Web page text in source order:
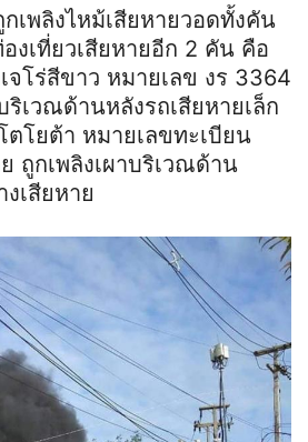
เพลิงไหม้เสียหายวอดทั้งคัน
งเที่ยวเสียหายอีก 2 คัน คือ
จโร่สีขาว หมายเลข งร 3364
ริเวณด้านหลังรถเสียหายเล็ก
โยต้า หมายเลขทะเบียน
ถูกเพลิงเผาบริเวณด้าน
เสียหาย